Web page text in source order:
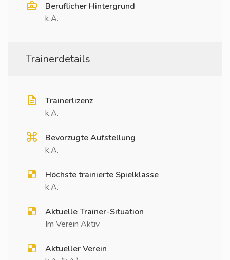
Beruflicher Hintergrund
k.A.
Trainerdetails
Trainerlizenz
k.A.
Bevorzugte Aufstellung
k.A.
Höchste trainierte Spielklasse
k.A.
Aktuelle Trainer-Situation
Im Verein Aktiv
Aktueller Verein